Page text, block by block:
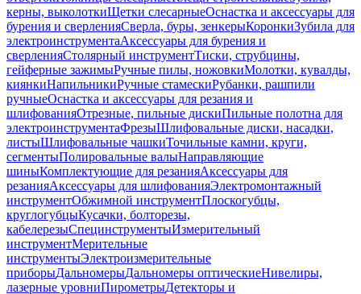
керны, выколоткиЩетки слесарныеОснастка и аксессуары для
бурения и сверленияСверла, буры, зенкерыКоронкиЗубила для
электроинструментаАксессуары для бурения и
сверленияСтолярный инструментТиски, струбцины,
гейферные зажимыРучные пилы, ножовкиМолотки, кувалды,
киянкиНапильникиРучные стамескиРубанки, рашпили
ручныеОснастка и аксессуары для резания и
шлифованияОтрезные, пильные дискиПильные полотна для
электроинструментаФрезыШлифовальные диски, насадки,
листыШлифовальные чашкиТочильные камни, круги,
сегментыПолировальные валыНаправляющие
шиныКомплектующие для резанияАксессуары для
резанияАксессуары для шлифованияЭлектромонтажный
инструментОбжимной инструментПлоскогубцы,
круглогубцыКусачки, болторезы,
кабелерезыСпецинструментыИзмерительный
инструментМерительные
инструментыЭлектроизмерительные
приборыДальномерыДальномеры оптическиеНивелиры,
лазерные уровниПирометрыДетекторы и